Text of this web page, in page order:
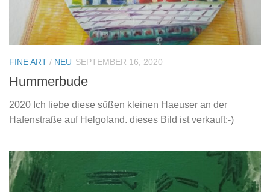
FINE ART / NEU SEPTEMBER 16, 2020
Hummerbude
2020 Ich liebe diese süßen kleinen Haeuser an der
Hafenstraße auf Helgoland. dieses Bild ist verkauft:-)